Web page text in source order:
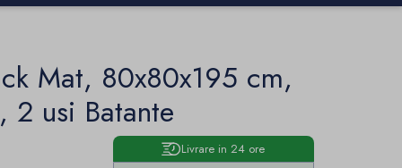
Mat, 80x80x195 cm,
2 usi Batante
Livrare in 24 ore